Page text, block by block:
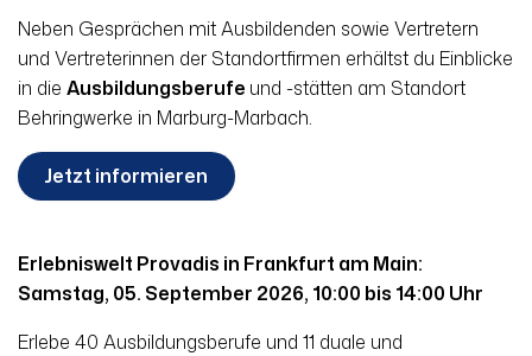
Neben Gesprächen mit Ausbildenden sowie Vertretern
und Vertreterinnen der Standortfirmen erhältst du Einblicke
in die Ausbildungsberufe und -stätten am Standort
Behringwerke in Marburg-Marbach.
Jetzt informieren
Erlebniswelt Provadis in Frankfurt am Main:
Samstag, 05. September 2026, 10:00 bis 14:00 Uhr
Erlebe 40 Ausbildungsberufe und 11 duale und